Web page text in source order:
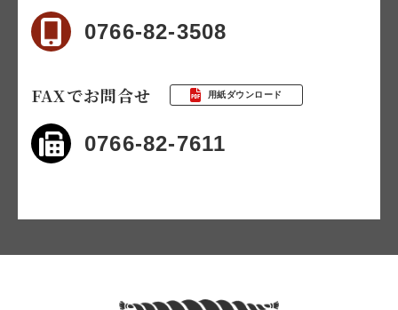
0766-82-3508
FAXでお問合せ 用紙ダウンロード
0766-82-7611